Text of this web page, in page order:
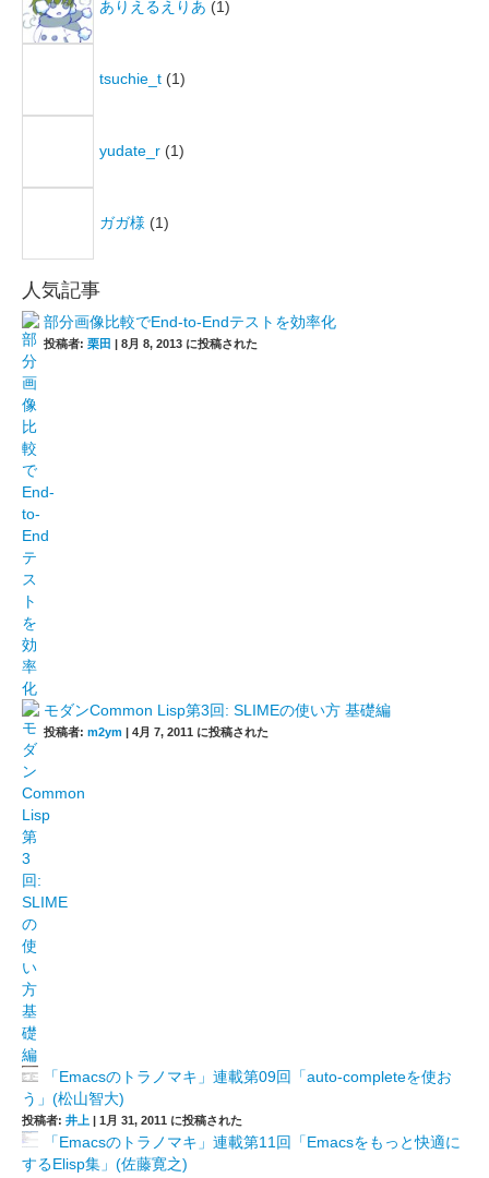
ありえるえりあ (1)
tsuchie_t (1)
yudate_r (1)
ガガ様 (1)
人気記事
部分画像比較でEnd-to-Endテストを効率化
投稿者: 栗田 | 8月 8, 2013 に投稿された
モダンCommon Lisp第3回: SLIMEの使い方 基礎編
投稿者: m2ym | 4月 7, 2011 に投稿された
「Emacsのトラノマキ」連載第09回「auto-completeを使お
う」(松山智大)
投稿者: 井上 | 1月 31, 2011 に投稿された
「Emacsのトラノマキ」連載第11回「Emacsをもっと快適に
するElisp集」(佐藤寛之)